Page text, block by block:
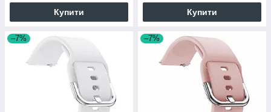
Купити Купити
–7% –7%